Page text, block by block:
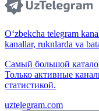
O‘zbekcha telegram
kanallar, ruknlarda va
Самый большой
Только активные
статистикой.
uztelegram.com